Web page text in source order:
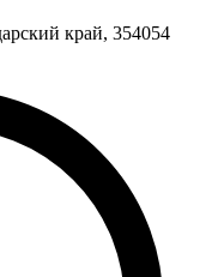
край, 354054